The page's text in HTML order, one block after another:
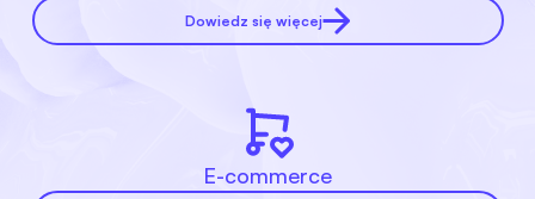
Dowiedz się więcej
E-commerce